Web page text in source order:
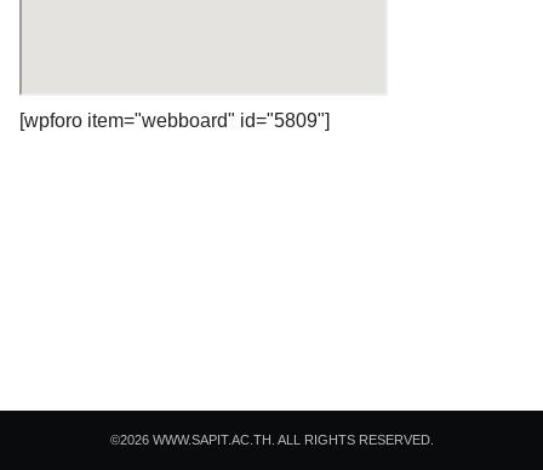
Search
[wpforo item="webboard" id="5809"]
©2026 WWW.SAPIT.AC.TH. ALL RIGHTS RESERVED.